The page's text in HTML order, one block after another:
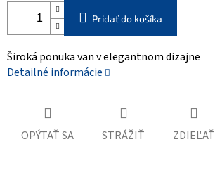
Pridať do košíka
Široká ponuka van v elegantnom dizajne
Detailné informácie
OPÝTAŤ SA STRÁŽIŤ ZDIEĽAŤ